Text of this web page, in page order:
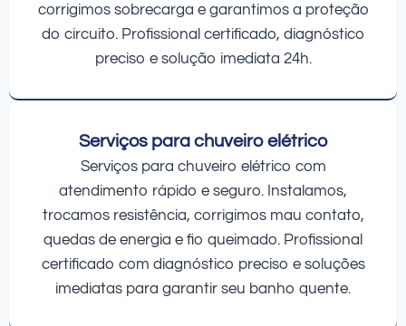
corrigimos sobrecarga e garantimos a proteção
do circuito. Profissional certificado, diagnóstico
preciso e solução imediata 24h.
Serviços para chuveiro elétrico
Serviços para chuveiro elétrico com
atendimento rápido e seguro. Instalamos,
trocamos resistência, corrigimos mau contato,
quedas de energia e fio queimado. Profissional
certificado com diagnóstico preciso e soluções
imediatas para garantir seu banho quente.